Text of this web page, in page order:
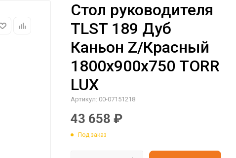
Стол руководителя
TLST 189 Дуб
Каньон Z/Красный
1800х900х750 TORR
LUX
Артикул: 00-07151218
43 658 ₽
Под заказ